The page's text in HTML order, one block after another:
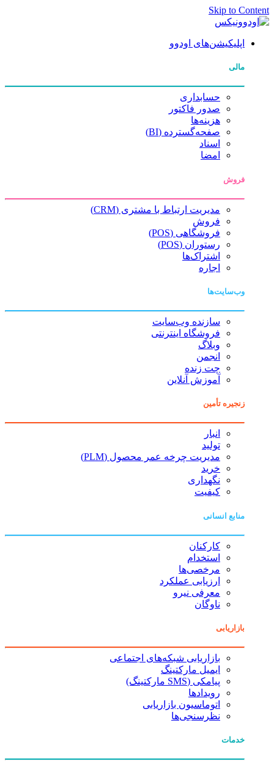
Skip to Content
اپلیکیشن‌های اودوو
مالی
حسابداری
صدور فاکتور
هزینه‌ها
صفحه‌گسترده (BI)
اسناد
امضا
فروش
مدیریت ارتباط با مشتری (CRM)
فروش
فروشگاهی (POS)
رستوران (POS)
اشتراک‌ها
اجاره
وب‌سایت‌ها
سازنده وب‌سایت
فروشگاه اینترنتی
وبلاگ
انجمن
چت زنده
آموزش آنلاین
زنجیره تأمین
انبار
تولید
مدیریت چرخه عمر محصول (PLM)
خرید
نگهداری
کیفیت
منابع انسانی
کارکنان
استخدام
مرخصی‌ها
ارزیابی عملکرد
معرفی نیرو
ناوگان
بازاریابی
بازاریابی شبکه‌های اجتماعی
ایمیل مارکتینگ
پیامکی (SMS مارکتینگ)
رویدادها
اتوماسیون بازاریابی
نظرسنجی‌ها
خدمات